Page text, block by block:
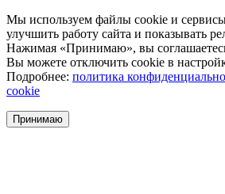
Мы используем файлы cookie и
улучшить работу сайта и показывать
Нажимая «Принимаю», вы
Вы можете отключить cookie в
Подробнее: политика
cookie
Принимаю